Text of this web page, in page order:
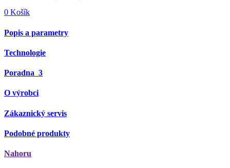
0 Košík
Popis a parametry
Technologie
Poradna 3
O výrobci
Zákaznický servis
Podobné produkty
Nahoru